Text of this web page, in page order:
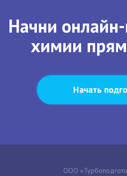
Начни
химии
Начать
ООО